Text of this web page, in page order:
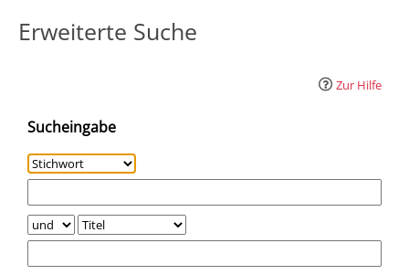
Erweiterte Suche
Zur Hilfe
Sucheingabe